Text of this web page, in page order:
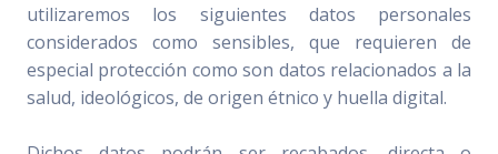
utilizaremos los siguientes datos personales
considerados como sensibles, que requieren de
especial protección como son datos relacionados a la
salud, ideológicos, de origen étnico y huella digital.